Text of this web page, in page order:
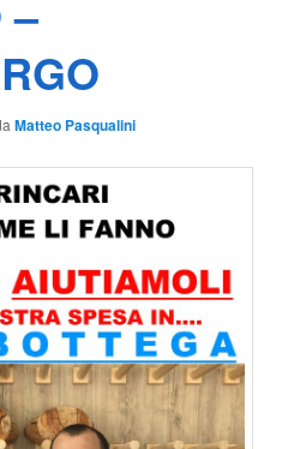
–
Matteo Pasqualini